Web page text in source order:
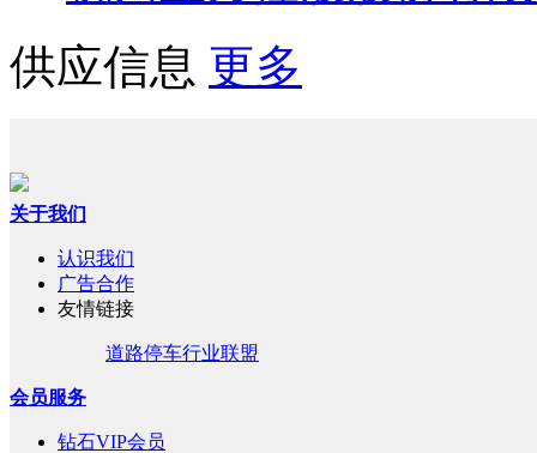
供应信息 更多
关于我们
认识我们
广告合作
友情链接
道路停车行业联盟
会员服务
钻石VIP会员